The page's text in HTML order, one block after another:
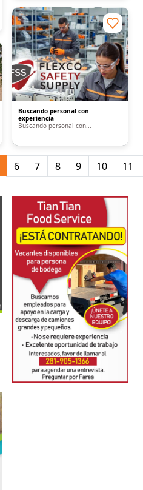
Buscando personal con
experiencia
Buscando personal con...
6 7 8 9 10 11